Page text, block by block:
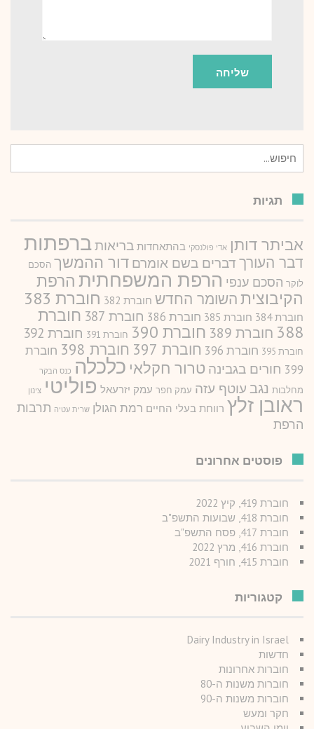
עבור:
תגיות
אביתר דותן אדי פולנסקי בהתאחדות בריאותברפתות
דבר העורך דברים בשם אומרם דור ההמשך הסכם
לוקר הסכם ענפי הרפת המשפחתית הרפת
הקיבוציתהשומר החדש חוברת 382 חוברת 383
חוברת 384 חוברת 385 חוברת 386 חוברת 387
חוברת
388 חוברת 389 חוברת 390 חוברת 391 חוברת 392
חוברת 395 חוברת 396 חוברת 397 חוברת 398
חוברת
399 חורים בגבינה טרור חקלאי כלכלה כנס הבקר
מחלבות נגב עוטף עזה עמק חפר עמק יזרעאל פוליטי צינון
ראובן זלץ רווחת בעלי החיים רמת הגולן שרית עטיה תרבות
הרפת
פוסטים אחרונים
חוברת 419, קיץ 2022
חוברת 418, שבועות התשפ"ב
חוברת 417, פסח התשפ"ב
חוברת 416, מרץ 2022
חוברת 415, חורף 2021
קטגוריות
Dairy Industry in Israel
חדשות
חוברות אחרונות
חוברות משנות ה-80
חוברות משנות ה-90
חקר ומעש